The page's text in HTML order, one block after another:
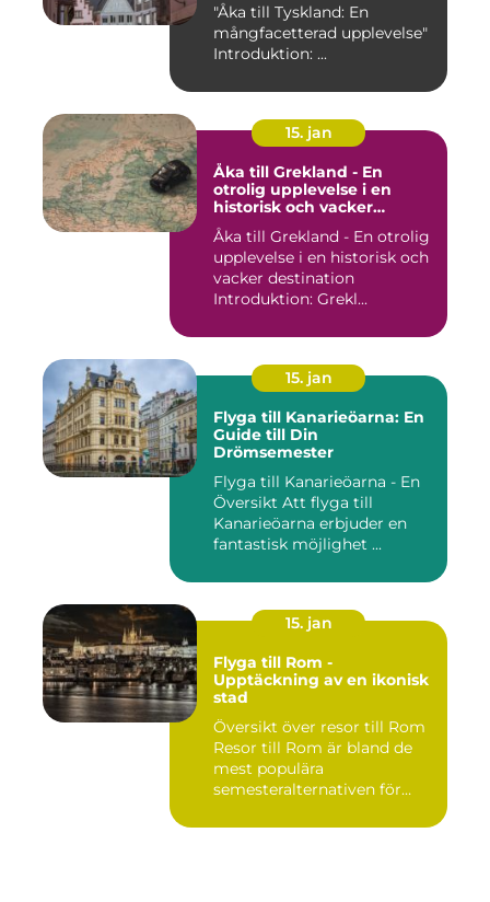
"Åka till Tyskland: En
mångfacetterad upplevelse"
Introduktion: ...
15. jan
Åka till Grekland - En
otrolig upplevelse i en
historisk och vacker
destination
Åka till Grekland - En otrolig
upplevelse i en historisk och
vacker destination
Introduktion: Grekl...
15. jan
Flyga till Kanarieöarna: En
Guide till Din
Drömsemester
Flyga till Kanarieöarna - En
Översikt Att flyga till
Kanarieöarna erbjuder en
fantastisk möjlighet ...
15. jan
Flyga till Rom -
Upptäckning av en ikonisk
stad
Översikt över resor till Rom
Resor till Rom är bland de
mest populära
semesteralternativen för